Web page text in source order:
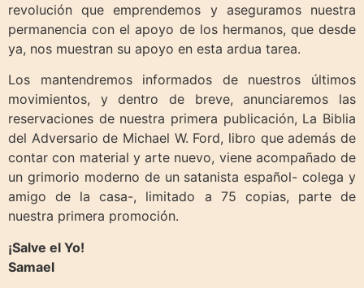
revolución que emprendemos y aseguramos nuestra
permanencia con el apoyo de los hermanos, que desde
ya, nos muestran su apoyo en esta ardua tarea.
Los mantendremos informados de nuestros últimos
movimientos, y dentro de breve, anunciaremos las
reservaciones de nuestra primera publicación, La Biblia
del Adversario de Michael W. Ford, libro que además de
contar con material y arte nuevo, viene acompañado de
un grimorio moderno de un satanista español- colega y
amigo de la casa-, limitado a 75 copias, parte de
nuestra primera promoción.
¡Salve el Yo!
Samael